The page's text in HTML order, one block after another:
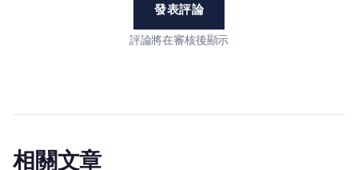
發表評論
評論將在審核後顯示
相關文章